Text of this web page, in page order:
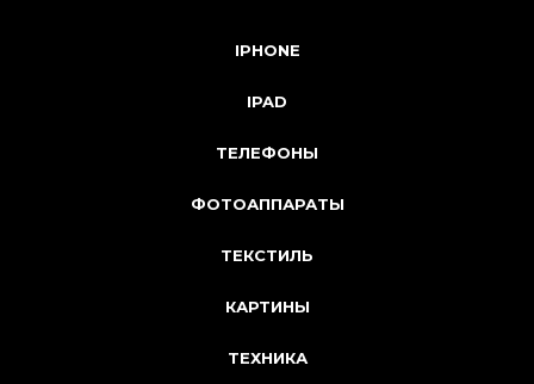
IPHONE
IPAD
ТЕЛЕФОНЫ
ФОТОАППАРАТЫ
ТЕКСТИЛЬ
КАРТИНЫ
ТЕХНИКА